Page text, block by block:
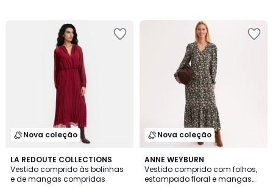
Nova coleção
LA REDOUTE COLLECTIONS
Vestido comprido às bolinhas
e de mangas compridas
Nova coleção
ANNE WEYBURN
Vestido comprido com folhos,
estampado floral e mangas
5
/
5